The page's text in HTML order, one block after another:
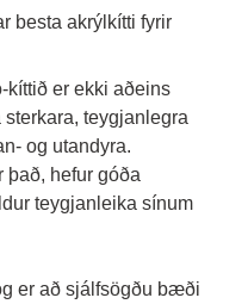
besta akrýlkítti fyrir
kíttið er ekki aðeins
teygjanlegra
og utandyra.
það, hefur góða
teygjanleika sínum
er að sjálfsögðu bæði